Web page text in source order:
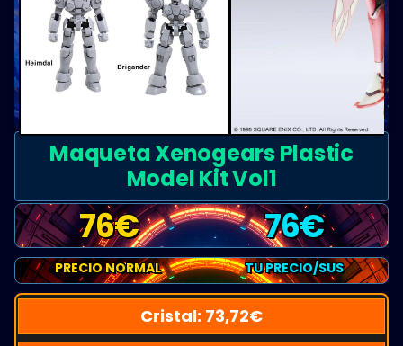
Maqueta Xenogears Plastic
Model Kit Vol1
76€ 76€
PRECIO NORMAL TU PRECIO/SUS
Cristal: 73,72€